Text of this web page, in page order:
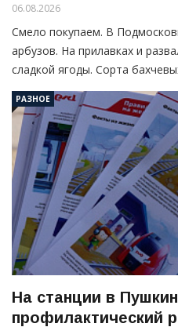
06.08.2026
Смело покупаем. В
арбузов. На прилавках и
сладкой ягоды. Сорта
РАЗНОЕ
На станции в
профилактический